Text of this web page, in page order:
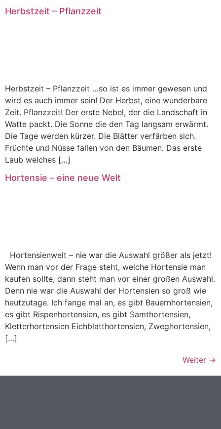
Herbstzeit – Pflanzzeit
Herbstzeit – Pflanzzeit …so ist es immer gewesen und
wird es auch immer sein! Der Herbst, eine wunderbare
Zeit. Pflanzzeit! Der erste Nebel, der die Landschaft in
Watte packt. Die Sonne die den Tag langsam erwärmt.
Die Tage werden kürzer. Die Blätter verfärben sich.
Früchte und Nüsse fallen von den Bäumen. Das erste
Laub welches […]
Hortensie – eine neue Welt
Hortensienwelt – nie war die Auswahl größer als jetzt!
Wenn man vor der Frage steht, welche Hortensie man
kaufen sollte, dann steht man vor einer großen Auswahl.
Denn nie war die Auswahl der Hortensien so groß wie
heutzutage. Ich fange mal an, es gibt Bauernhortensien,
es gibt Rispenhortensien, es gibt Samthortensien,
Kletterhortensien Eichblatthortensien, Zweghortensien,
[…]
Weiter →